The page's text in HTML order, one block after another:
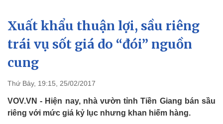
Chính trị
Đảng
Tổ chức nhân sự
Quốc hội
Nhận diện sự thật
Xã hội
Tin 24h
Dự báo thời tiết
Xuất khẩu thuận lợi, sầu riêng
trái vụ sốt giá do “đói” nguồn
cung
Thứ Bảy, 19:15, 25/02/2017
VOV.VN - Hiện nay, nhà vườn tỉnh Tiền Giang bán sầu
riêng với mức giá kỷ lục nhưng khan hiếm hàng.